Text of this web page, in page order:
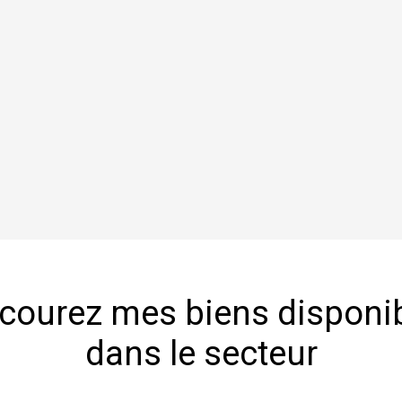
mes biens
dans le secteur